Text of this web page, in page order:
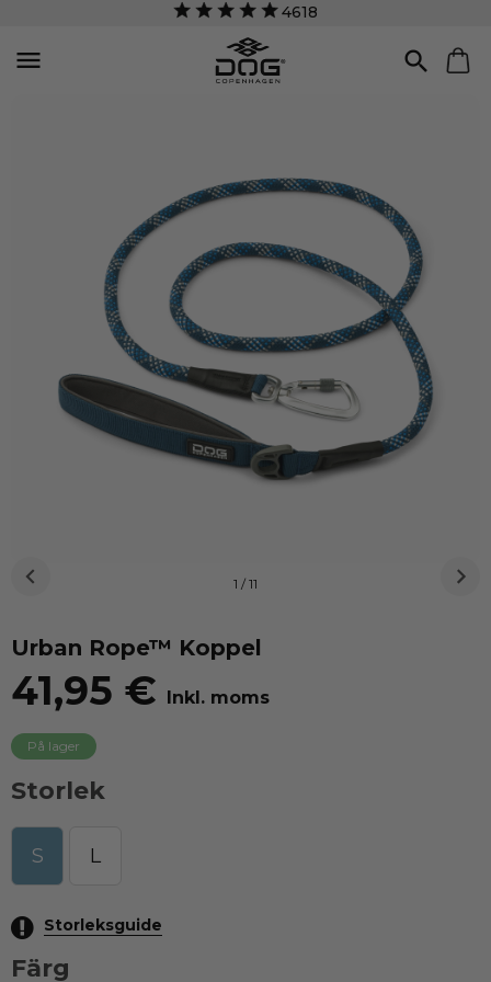
4618
 
1 / 11
Urban Rope™ Koppel
41,95 € Inkl. moms
På lager
Storlek
S L
Storleksguide
Färg